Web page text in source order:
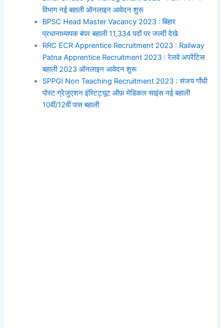
विभाग नई बहाली ऑनलाइन आवेदन शुरू
BPSC Head Master Vacancy 2023 : बिहार
प्रधानाध्यापक बंपर बहाली 11,334 पदों पर जल्दी देखे
RRC ECR Apprentice Recruitment 2023 : Railway
Patna Apprentice Recruitment 2023 : रेलवे अपरेंटिस
बहाली 2023 ऑनलाइन आवेदन शुरू
SPPGI Non Teaching Recruitment 2023 : संजय गाँधी
पोस्ट ग्रेजुएशन इंस्टिट्यूट ऑफ़ मेडिकल साइंस नई बहाली
10वीं/12वीं पास बहाली